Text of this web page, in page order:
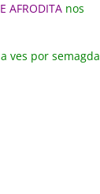
AFRODITA nos
ves por semagda